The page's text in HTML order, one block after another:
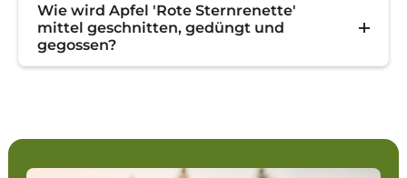
Wie wird Apfel 'Rote Sternrenette'
mittel geschnitten, gedüngt und
gegossen?